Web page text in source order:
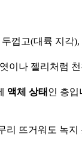
껍고(대륙 지각
이나 젤리처럼
액체 상태 인 층입
뜨거워도 녹